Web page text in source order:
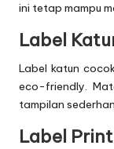
ini tetap mampu
Label
Label katun
eco-friendly.
tampilan
Label